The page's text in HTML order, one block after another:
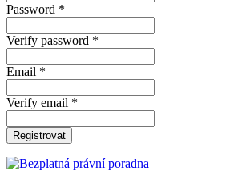
Password *
Verify password *
Email *
Verify email *
Registrovat